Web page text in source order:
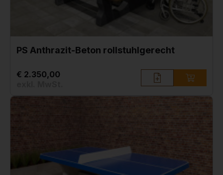
PS Anthrazit-Beton rollstuhlgerecht
€ 2.350,00